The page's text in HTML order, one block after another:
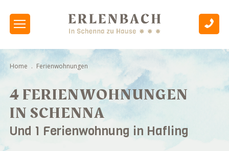
Home . Ferienwohnungen
4 FERIENWOHNUNGEN
IN SCHENNA
Und 1 Ferienwohnung in Hafling